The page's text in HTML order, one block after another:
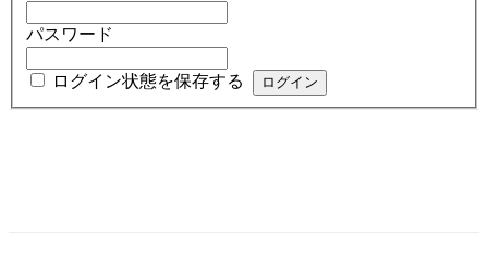
パスワード
ログイン状態を保存する